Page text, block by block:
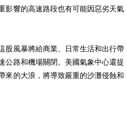
影響的高速路段也有可能因惡劣天氣
股風暴將給商業、日常生活和出行帶
公路和機場關閉。美國氣象中心還提
來的大浪，將導致嚴重的沙灘侵蝕和